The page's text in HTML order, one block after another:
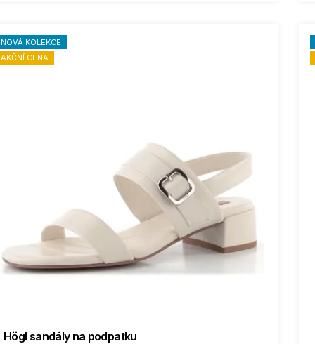
NOVÁ KOLEKCE
AKČNÍ CENA
Högl sandály na podpatku